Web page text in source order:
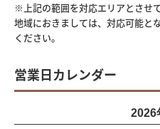
※上記の範囲を対応エリアとさせ
地域におきましては、対応可能と
ください。
営業日カレンダー
2026